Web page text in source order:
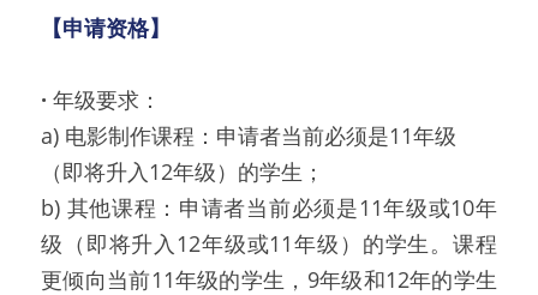
【申请资格】
· 年级要求：
a) 电影制作课程：申请者当前必须是11年级
（即将升入12年级）的学生；
b) 其他课程：申请者当前必须是11年级或10年
级（即将升入12年级或11年级）的学生。课程
更倾向当前11年级的学生，9年级和12年的学生